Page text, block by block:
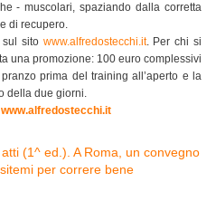
- muscolari, spaziando dalla corretta
di recupero.
sul sito www.alfredostecchi.it. Per chi si
una promozione: 100 euro complessivi
prima del training all’aperto e la
della due giorni.
www.alfredostecchi.it